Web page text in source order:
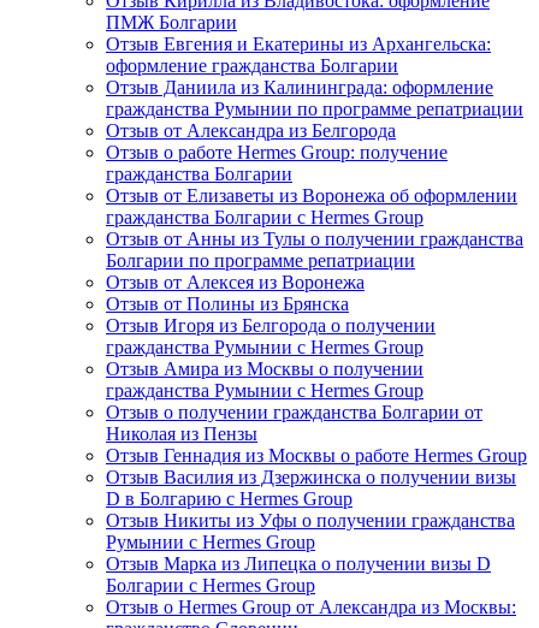
ПМЖ Болгарии
Отзыв Евгения и Екатерины из Архангельска:
оформление гражданства Болгарии
Отзыв Даниила из Калининграда: оформление
гражданства Румынии по программе репатриации
Отзыв от Александра из Белгорода
Отзыв о работе Hermes Group: получение
гражданства Болгарии
Отзыв от Елизаветы из Воронежа об оформлении
гражданства Болгарии с Hermes Group
Отзыв от Анны из Тулы о получении гражданства
Болгарии по программе репатриации
Отзыв от Алексея из Воронежа
Отзыв от Полины из Брянска
Отзыв Игоря из Белгорода о получении
гражданства Румынии с Hermes Group
Отзыв Амира из Москвы о получении
гражданства Румынии с Hermes Group
Отзыв о получении гражданства Болгарии от
Николая из Пензы
Отзыв Геннадия из Москвы о работе Hermes Group
Отзыв Василия из Дзержинска о получении визы
D в Болгарию с Hermes Group
Отзыв Никиты из Уфы о получении гражданства
Румынии с Hermes Group
Отзыв Марка из Липецка о получении визы D
Болгарии с Hermes Group
Отзыв о Hermes Group от Александра из Москвы: